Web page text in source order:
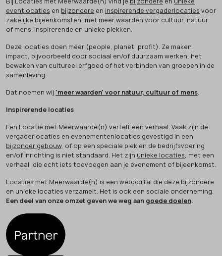
eventlocaties en bijzondere en inspirerende vergaderlocaties voor
zakelijke bijeenkomsten, met meer waarden voor cultuur, natuur
of mens. Inspirerende en unieke plekken.
Deze locaties doen méér (people, planet, profit). Ze maken
impact, bijvoorbeeld door sociaal en/of duurzaam werken, het
bewaken van cultureel erfgoed of het verbinden van groepen in de
samenleving.
Dat noemen wij 'meer waarden' voor natuur, cultuur of mens
Inspirerende locaties
Een Locatie met Meerwaarde(n) vertelt een verhaal. Vaak zijn de
vergaderlocaties en evenementenlocaties gevestigd in een
bijzonder gebouw, of op een speciale plek en de bedrijfsvoering
en/of inrichting is niet standaard. Het zijn unieke locaties , met een
verhaal, die echt iets toevoegen aan je evenement of bijeenkomst.
Locaties met Meerwaarde(n) is een webportal die deze bijzondere
en unieke locaties verzamelt. Het is ook een sociale onderneming.
Een deel van onze omzet geven we weg aan goede doelen.